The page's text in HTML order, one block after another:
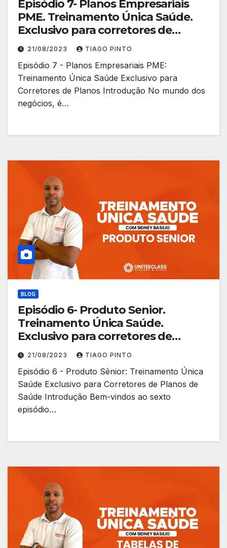
Episódio 7- Planos Empresariais
PME. Treinamento Única Saúde.
Exclusivo para corretores de
planos.
21/08/2023 TIAGO PINTO
Episódio 7 - Planos Empresariais PME:
Treinamento Única Saúde Exclusivo para
Corretores de Planos Introdução No mundo dos
negócios, é…
BLOG
Episódio 6- Produto Senior.
Treinamento Única Saúde.
Exclusivo para corretores de
planos de saúde.
21/08/2023 TIAGO PINTO
Episódio 6 - Produto Sênior: Treinamento Única
Saúde Exclusivo para Corretores de Planos de
Saúde Introdução Bem-vindos ao sexto
episódio…